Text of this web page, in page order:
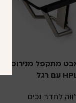
מתקפל מנירוסטה
לחדר נכים